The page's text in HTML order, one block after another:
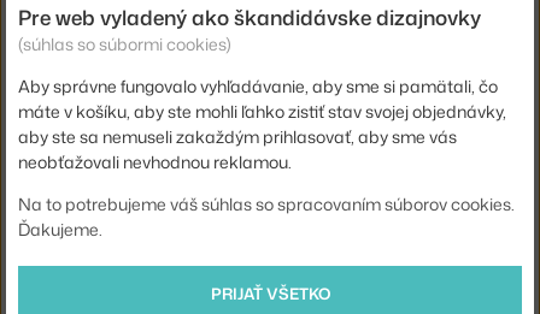
Mousqueton
Navrhnutá s myšlienkou bezstarostných, veselých letných
večerov,lampa Mousqueton
prenosnými lampami. Francúzska dizajnérka Inga Sempé si
dala za cieľ navrhnúť kúsok, ktorý bude natoľko odolný, že ho
Pre web vyladený ako škandidávske dizajnovky
(súhlas so súbormi cookies)
Aby správne fungovalo vyhľadávanie, aby sme si pamätali, čo
máte v košíku, aby ste mohli ľahko zistiť stav svojej objednávky,
aby ste sa nemuseli zakaždým prihlasovať, aby sme vás
neobťažovali nevhodnou reklamou.
Na to potrebujeme váš súhlas so spracovaním súborov cookies.
Ďakujeme.
PRIJAŤ VŠETKO